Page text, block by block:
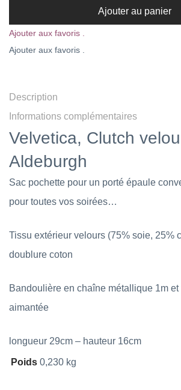
Ajouter au panier
Ajouter aux favoris .
Ajouter aux favoris .
Description
Informations complémentaires
Velvetica, Clutch
Aldeburgh
Sac pochette pour un porté épaule
pour toutes vos soirées…
Tissu extérieur velours (75% soie, 25%
doublure coton
Bandoulière en chaîne métallique 1m et
aimantée
longueur 29cm – hauteur 16cm
Poids 0,230 kg